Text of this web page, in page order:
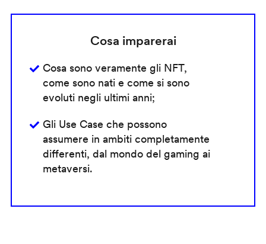
Cosa imparerai
Cosa sono veramente gli NFT,
come sono nati e come si sono
evoluti negli ultimi anni;
Gli Use Case che possono
assumere in ambiti completamente
differenti, dal mondo del gaming ai
metaversi.